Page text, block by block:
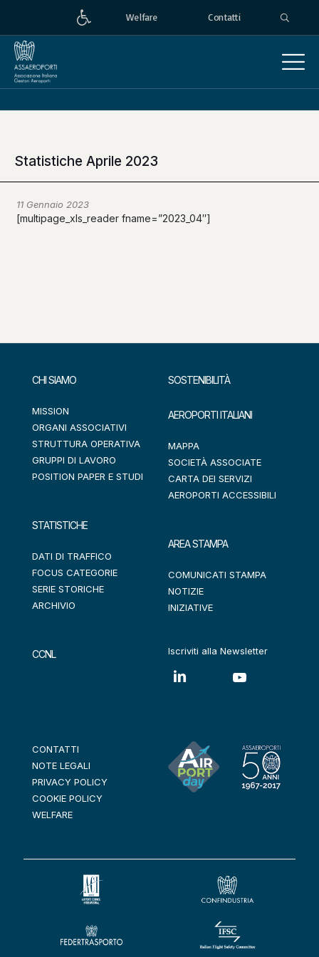
Welfare Contatti
Statistiche Aprile 2023
11 Gennaio 2023
[multipage_xls_reader fname=”2023_04″]
CHI SIAMO
MISSION
ORGANI ASSOCIATIVI
STRUTTURA OPERATIVA
GRUPPI DI LAVORO
POSITION PAPER E STUDI
STATISTICHE
DATI DI TRAFFICO
FOCUS CATEGORIE
SERIE STORICHE
ARCHIVIO
CCNL
SOSTENIBILITÀ
AEROPORTI ITALIANI
MAPPA
SOCIETÀ ASSOCIATE
CARTA DEI SERVIZI
AEROPORTI ACCESSIBILI
AREA STAMPA
COMUNICATI STAMPA
NOTIZIE
INIZIATIVE
Iscriviti alla Newsletter
CONTATTI
NOTE LEGALI
PRIVACY POLICY
COOKIE POLICY
WELFARE